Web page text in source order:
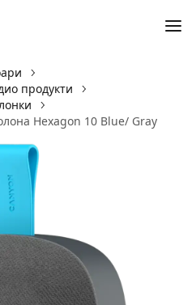
продукти
Hexagon 10 Blue/ Gray